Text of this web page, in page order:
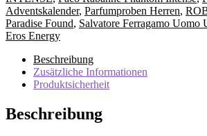
Adventskalender, Parfumproben Herren,
Paradise Found, Salvatore Ferragamo Uomo
Eros Energy
Beschreibung
Zusätzliche Informationen
Produktsicherheit
Beschreibung